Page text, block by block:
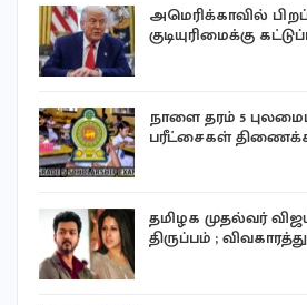
அமெரிக்காவில்
குடியுரிமைக்கு
நாளை தரம் 5
பரீட்சைகள்
தமிழக முதல்வர்
திருப்பம் ;